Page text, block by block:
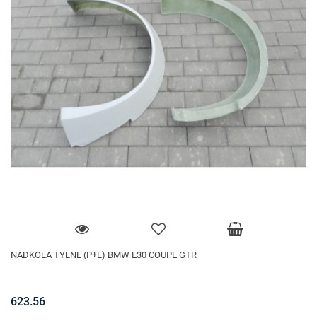
NADKOLA TYLNE (P+L) BMW E30 COUPE GTR
623.56